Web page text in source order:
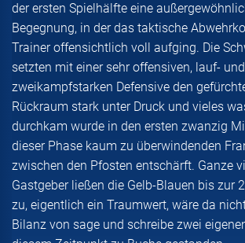
der ersten Spielhälfte eine
Begegnung, in der das taktische
Trainer offensichtlich voll aufging. Die
setzten mit einer sehr offensiven, lauf- und
zweikampfstarken Defensive den
Rückraum stark unter Druck und vieles
durchkam wurde in den ersten zwanzig
dieser Phase kaum zu überwindenden
zwischen den Pfosten entschärft. Ganze
Gastgeber ließen die Gelb-Blauen bis zur
zu, eigentlich ein Traumwert, wäre da
Bilanz von sage und schreibe zwei